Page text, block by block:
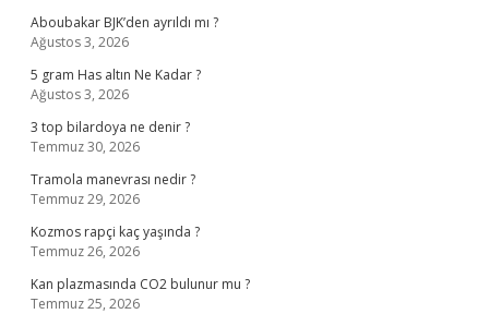
Aboubakar BJK’den ayrıldı mı ?
Ağustos 3, 2026
5 gram Has altın Ne Kadar ?
Ağustos 3, 2026
3 top bilardoya ne denir ?
Temmuz 30, 2026
Tramola manevrası nedir ?
Temmuz 29, 2026
Kozmos rapçi kaç yaşında ?
Temmuz 26, 2026
Kan plazmasında CO2 bulunur mu ?
Temmuz 25, 2026